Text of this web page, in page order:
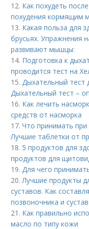
12. Как похудеть
похудения кормящим
13. Какая польза для
брусьях. Упражнения
развивают мышцы:
14. Подготовка к
проводится тест на
15.Дыхательный тест
Дыхательный тест –
16. Как лечить
средств от насморка
17.Что принимать при
Лучшие таблетки от
18. 5 продуктов для
продуктов для
19.Для чего
20.Лучшие продукты
суставов. Как
позвоночника и
21. Как правильно
масло по типу кожи